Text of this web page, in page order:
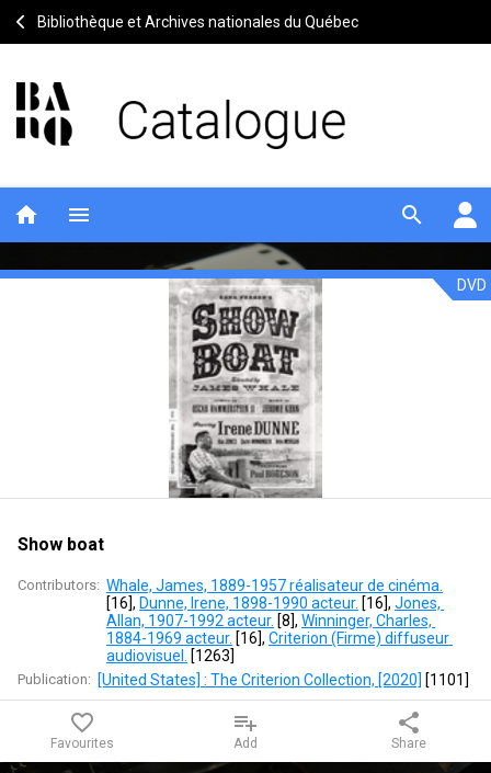
Bibliothèque et Archives nationales du Québec
home menu search
DVD
Show boat
Contributors: Whale, James, 1889-1957 réalisateur de cinéma.
[16], Dunne, Irene, 1898-1990 acteur. [16], Jones,
Allan, 1907-1992 acteur. [8], Winninger, Charles,
1884-1969 acteur. [16], Criterion (Firme) diffuseur
audiovisuel.
[1263]
Publication: [United States] : The Criterion Collection, [2020] [1101 ]
favorite_border
Favourites
playlist_add
Add
share
Share